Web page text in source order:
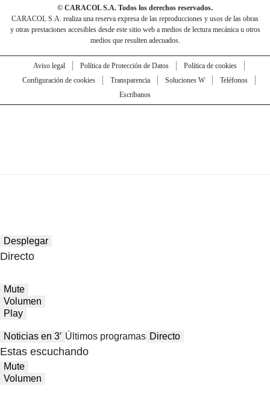
© CARACOL S.A. Todos los derechos reservados.
CARACOL S.A. realiza una reserva expresa de las reproducciones y usos de las obras
y otras prestaciones accesibles desde este sitio web a medios de lectura mecánica u otros
medios que resulten adecuados.
Aviso legal Política de Protección de Datos
Política de cookies
Configuración de cookies
Transparencia Soluciones W
Teléfonos
Escríbanos
Desplegar
Directo
Mute
Volumen
Play
Noticias en 3′ Últimos programas Directo
Estas escuchando
Mute
Volumen